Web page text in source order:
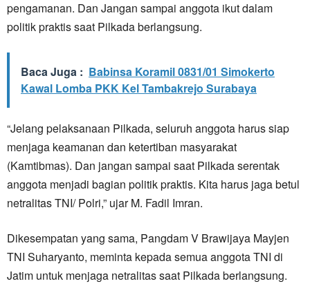
pengamanan. Dan Jangan sampai anggota ikut dalam
politik praktis saat Pilkada berlangsung.
Baca Juga : Babinsa Koramil 0831/01 Simokerto
Kawal Lomba PKK Kel Tambakrejo Surabaya
“Jelang pelaksanaan Pilkada, seluruh anggota harus siap
menjaga keamanan dan ketertiban masyarakat
(Kamtibmas). Dan jangan sampai saat Pilkada serentak
anggota menjadi bagian politik praktis. Kita harus jaga betul
netralitas TNI/ Polri,” ujar M. Fadil Imran.
Dikesempatan yang sama, Pangdam V Brawijaya Mayjen
TNI Suharyanto, meminta kepada semua anggota TNI di
Jatim untuk menjaga netralitas saat Pilkada berlangsung.